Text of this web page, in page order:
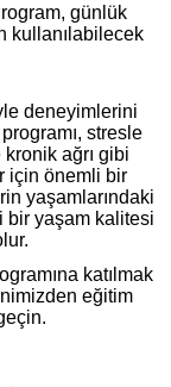
günlük
kullanılabilecek
deneyimlerini
stresle
ağrı gibi
için önemli bir
yaşamlarındaki
bir yaşam kalitesi
katılmak
eğitim